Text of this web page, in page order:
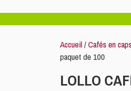
Accueil/Cafés en
paquet de 100
LOLLO